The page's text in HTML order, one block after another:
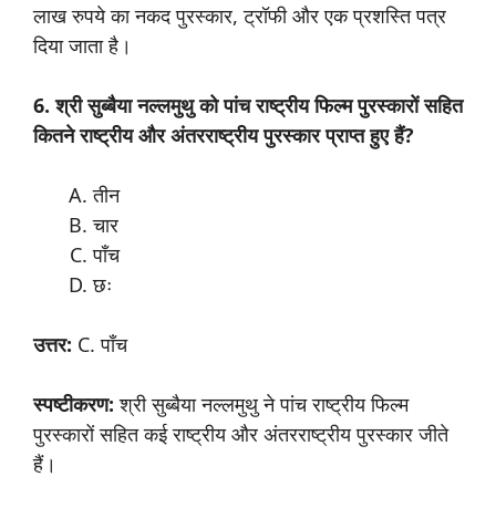
लाख रुपये का नकद पुरस्कार, ट्रॉफी और एक प्रशस्ति पत्र
दिया जाता है।
6. श्री सुब्बैया नल्लमुथु को पांच राष्ट्रीय फिल्म पुरस्कारों सहित
कितने राष्ट्रीय और अंतरराष्ट्रीय पुरस्कार प्राप्त हुए हैं?
तीन
चार
पाँच
छः
उत्तर: C. पाँच
स्पष्टीकरण:श्री सुब्बैया नल्लमुथु ने पांच राष्ट्रीय फिल्म
पुरस्कारों सहित कई राष्ट्रीय और अंतरराष्ट्रीय पुरस्कार जीते
हैं।